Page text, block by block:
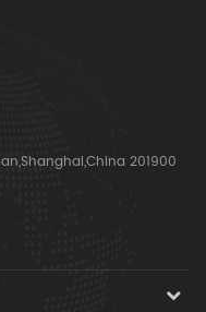
201900